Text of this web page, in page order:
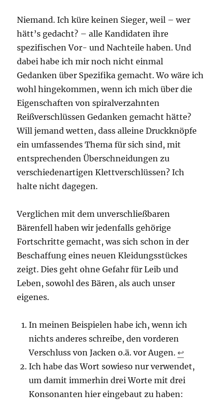
Niemand. Ich küre keinen Sieger, weil – wer
hätt’s gedacht? – alle Kandidaten ihre
spezifischen Vor- und Nachteile haben. Und
dabei habe ich mir noch nicht einmal
Gedanken über Spezifika gemacht. Wo wäre ich
wohl hingekommen, wenn ich mich über die
Eigenschaften von spiralverzahnten
Reißverschlüssen Gedanken gemacht hätte?
Will jemand wetten, dass alleine Druckknöpfe
ein umfassendes Thema für sich sind, mit
entsprechenden Überschneidungen zu
verschiedenartigen Klettverschlüssen? Ich
halte nicht dagegen.
Verglichen mit dem unverschließbaren
Bärenfell haben wir jedenfalls gehörige
Fortschritte gemacht, was sich schon in der
Beschaffung eines neuen Kleidungsstückes
zeigt. Dies geht ohne Gefahr für Leib und
Leben, sowohl des Bären, als auch unser
eigenes.
In meinen Beispielen habe ich, wenn ich
nichts anderes schreibe, den vorderen
Verschluss von Jacken o.ä. vor Augen. ↩︎
Ich habe das Wort sowieso nur verwendet,
um damit immerhin drei Worte mit drei
Konsonanten hier eingebaut zu haben: